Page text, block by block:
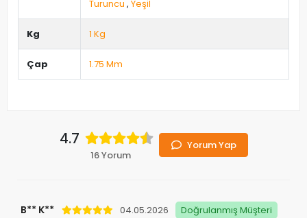
Turuncu , Yeşil
Kg 1 Kg
Çap 1.75 Mm
4.7
16 Yorum
Yorum Yap
B** K** 04.05.2026 Doğrulanmış Müşteri